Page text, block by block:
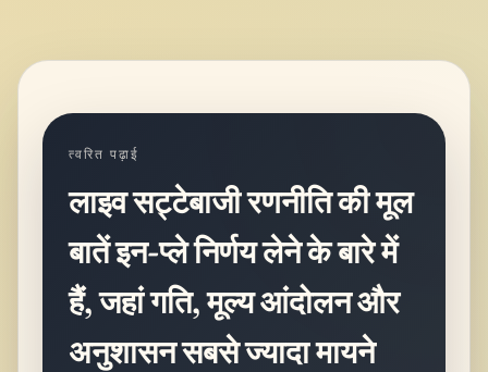
त्वरित पढ़ाई
लाइव सट्टेबाजी रणनीति की मूल
बातें इन-प्ले निर्णय लेने के बारे में
हैं, जहां गति, मूल्य आंदोलन और
अनुशासन सबसे ज्यादा मायने